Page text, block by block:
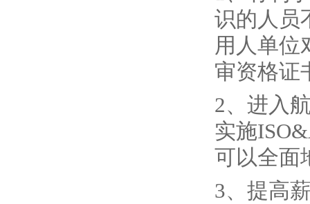
识的人员
用人单位
审资格证
2、进入
实施
可以全面
3、提高